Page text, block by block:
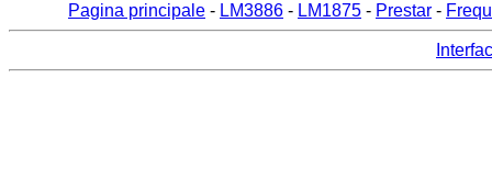
Pagina principale - LM3886 - LM1875 - Prestar -